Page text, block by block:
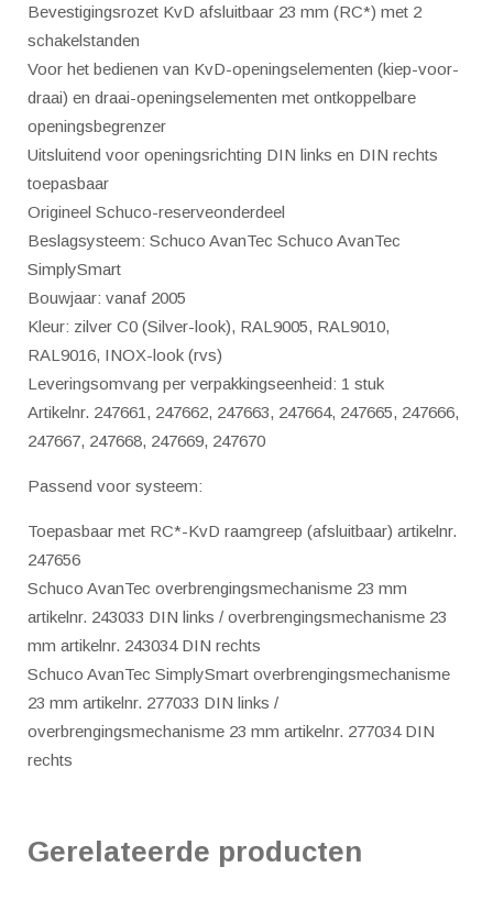
Draai
2
schakelstanden
Ral
9010
(zuiver
wit)
LS
aantal
Bevestigingsrozet KvD afsluitbaar 23 mm (RC*) met 2
schakelstanden
Voor het bedienen van KvD-openingselementen (kiep-voor-
draai) en draai-openingselementen met ontkoppelbare
openingsbegrenzer
Uitsluitend voor openingsrichting DIN links en DIN rechts
toepasbaar
Origineel Schuco-reserveonderdeel
Beslagsysteem: Schuco AvanTec Schuco AvanTec
SimplySmart
Bouwjaar: vanaf 2005
Kleur: zilver C0 (Silver-look), RAL9005, RAL9010,
RAL9016, INOX-look (rvs)
Leveringsomvang per verpakkingseenheid: 1 stuk
Artikelnr. 247661, 247662, 247663, 247664, 247665, 247666,
247667, 247668, 247669, 247670
Passend voor systeem:
Toepasbaar met RC*-KvD raamgreep (afsluitbaar) artikelnr.
247656
Schuco AvanTec overbrengingsmechanisme 23 mm
artikelnr. 243033 DIN links / overbrengingsmechanisme 23
mm artikelnr. 243034 DIN rechts
Schuco AvanTec SimplySmart overbrengingsmechanisme
23 mm artikelnr. 277033 DIN links /
overbrengingsmechanisme 23 mm artikelnr. 277034 DIN
rechts
Gerelateerde producten